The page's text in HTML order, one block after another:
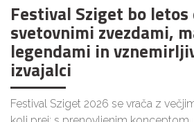
Festival Sziget bo
svetovnimi zvezdami,
legendami in
izvajalci
Festival Sziget 2026 se vrača z